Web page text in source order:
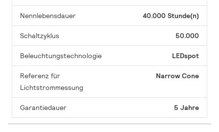
Nennlebensdauer 40.000 Stunde(n)
Schaltzyklus 50.000
Beleuchtungstechnologie LEDspot
Referenz für
Lichtstrommessung
Narrow Cone
Garantiedauer 5 Jahre